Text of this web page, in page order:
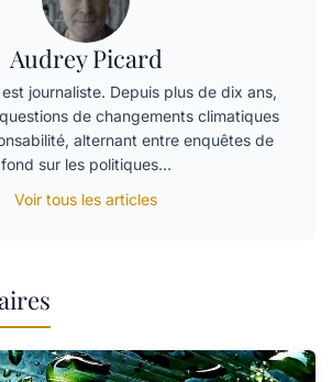
Audrey Picard
journaliste. Depuis plus de dix ans,
de changements climatiques
alternant entre enquêtes de
fond sur les politiques…
Voir tous les articles